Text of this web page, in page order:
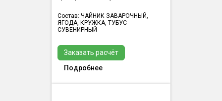
Состав: ЧАЙНИК ЗАВАРОЧНЫЙ,
ЯГОДА, КРУЖКА, ТУБУС
СУВЕНИРНЫЙ
Заказать расчёт
Подробнее